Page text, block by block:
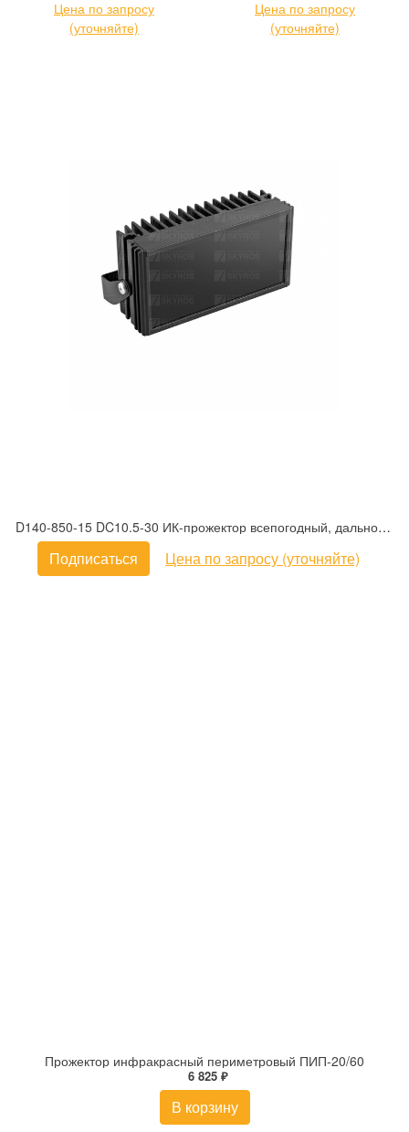
Цена по запросу
(уточняйте)
Цена по запросу
(уточняйте)
D140-850-15 DC10.5-30 ИК-прожектор всепогодный, дальность при 0,01Лк - 100м, угол 15°, DC 12В/2A
Подписаться Цена по запросу (уточняйте)
Прожектор инфракрасный периметровый ПИП-20/60
6 825 ₽
В корзину